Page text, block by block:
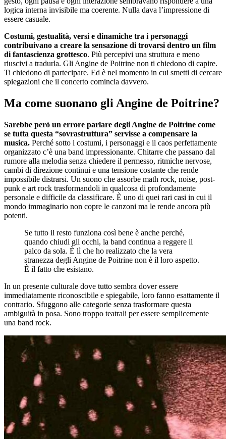
logica interna invisibile ma coerente. Nulla dava l’impressione di
essere casuale.
Costumi, gestualità, versi e dinamiche tra i personaggi
contribuivano a creare la sensazione di trovarsi dentro un film
di fantascienza grottesco. Più percepivi una struttura e meno
riuscivi a tradurla. Gli Angine de Poitrine non ti chiedono di capire.
Ti chiedono di partecipare. Ed è nel momento in cui smetti di cercare
spiegazioni che il concerto comincia davvero.
Ma come suonano gli Angine de Poitrine?
Sarebbe però un errore parlare degli Angine de Poitrine come
se tutta questa “sovrastruttura” servisse a compensare la
musica. Perché sotto i costumi, i personaggi e il caos perfettamente
organizzato c’è una band impressionante. Chitarre che passano dal
rumore alla melodia senza chiedere il permesso, ritmiche nervose,
cambi di direzione continui e una tensione costante che rende
impossibile distrarsi. Un suono che assorbe math rock, noise, post-
punk e art rock trasformandoli in qualcosa di profondamente
personale e difficile da classificare. È uno di quei rari casi in cui il
mondo immaginario non copre le canzoni ma le rende ancora più
potenti.
Se tutto il resto funziona così bene è anche perché,
quando chiudi gli occhi, la band continua a reggere il
palco da sola. È lì che ho realizzato che la vera
stranezza degli Angine de Poitrine non è il loro aspetto.
È il fatto che esistano.
In un presente culturale dove tutto sembra dover essere
immediatamente riconoscibile e spiegabile, loro fanno esattamente il
contrario. Sfuggono alle categorie senza trasformare questa
ambiguità in posa. Sono troppo teatrali per essere semplicemente
una band rock.